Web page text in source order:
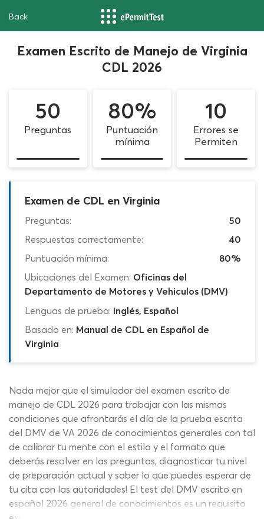
Back
Examen Escrito de Manejo de Virginia
CDL 2026
50
Preguntas
80%
Puntuación
mínima
10
Errores se
Permiten
Examen de CDL en Virginia
Preguntas:
50
Respuestas correctamente:
40
Puntuación mínima:
80%
Ubicaciones del Examen: Oficinas del
Departamento de Motores y Vehiculos (DMV)
Lenguas de prueba: Inglés, Español
Basado en: Manual de CDL en Español de
Virginia
Nada mejor que el simulador del examen escrito de
manejo de CDL 2026 para trabajar con las mismas
condiciones que afrontarás el día de la prueba escrita
del DMV de VA 2026 de conocimientos generales con tal
de calibrar tu mente con el estilo y el formato que
deberás resolver en las preguntas, diagnosticar tu nivel
de preparación actual y saber lo que puedes esperar de
tu cita con las autoridades! El test del DMV escrito en
español 2026 general de conocimientos es un requisito
excluyente para todos los aspirantes a las diferentes